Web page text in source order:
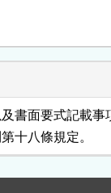
書面要式記載事
十八條規定。